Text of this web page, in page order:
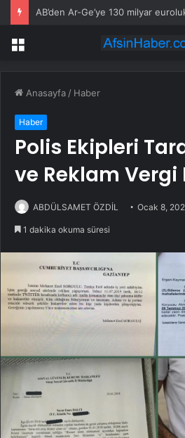
AB’den Ar-Ge’ye 130 milyar
Menü
Anasayfa / Haber
Haber
Polis Ekipleri
ve Reklam Vergi
ABDÜLSAMET ÖZDİL Ocak 8,
1 dakika okuma süresi